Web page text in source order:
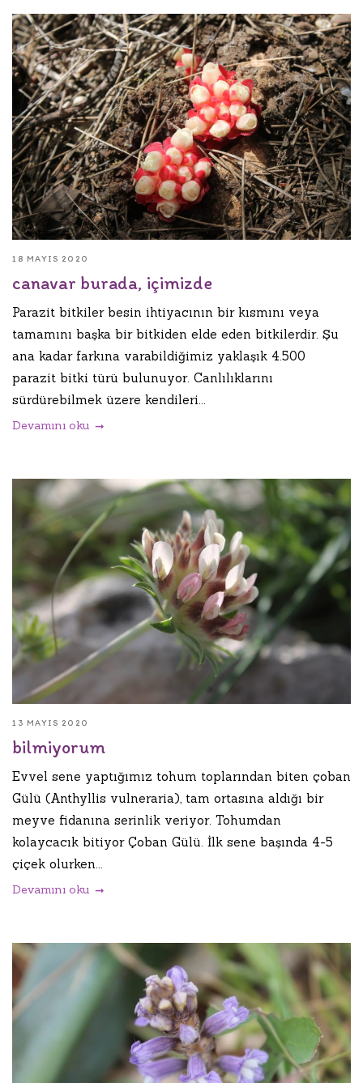
18 MAYIS 2020
canavar burada, içimizde
Parazit bitkiler besin ihtiyacının bir kısmını veya
tamamını başka bir bitkiden elde eden bitkilerdir. Şu
ana kadar farkına varabildiğimiz yaklaşık 4.500
parazit bitki türü bulunuyor. Canlılıklarını
sürdürebilmek üzere kendileri...
Devamını oku
13 MAYIS 2020
bilmiyorum
Evvel sene yaptığımız tohum toplarından biten çoban
Gülü (Anthyllis vulneraria), tam ortasına aldığı bir
meyve fidanına serinlik veriyor. Tohumdan
kolaycacık bitiyor Çoban Gülü. İlk sene başında 4-5
çiçek olurken...
Devamını oku